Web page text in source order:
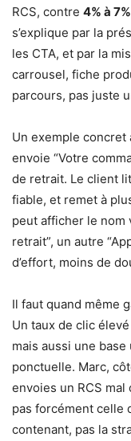
RCS, contre 4% à 7%
s’explique par la
les CTA, et par la
carrousel, fiche
parcours, pas juste
Un exemple concret
envoie “Votre
de retrait. Le client
fiable, et remet à
peut afficher le nom
retrait”, un autre
d’effort, moins de
Il faut quand même
Un taux de clic
mais aussi une
ponctuelle. Marc,
envoies un RCS
pas forcément celle
contenant, pas la